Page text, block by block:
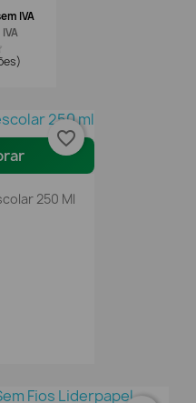
IVA
250 Ml
favorite_border